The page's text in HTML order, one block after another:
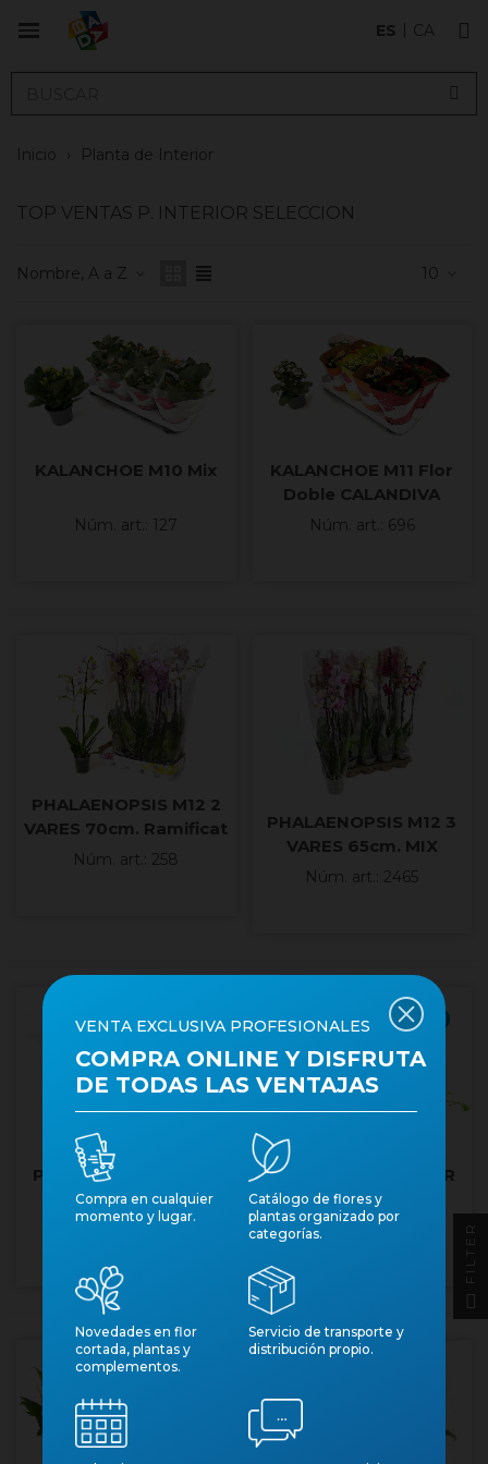
ES CA
Inicio Planta de Interior
TOP VENTAS P. INTERIOR SELECCION
Nombre, A a Z 10
KALANCHOE M10 Mix
Núm. art.: 127
KALANCHOE M11 Flor
Doble CALANDIVA
Núm. art.: 696
PHALAENOPSIS M12 2
VARES 70cm. Ramificat
MIX
Núm. art.: 258
PHALAENOPSIS M12 3
VARES 65cm. MIX
Núm. art.: 2465
POTHOS M15 PENJAR
Núm. art.: 159
Producto fresco
POTHOS M15 PENJAR
PEARL AND JADE
Núm. art.: 4744
VENTA EXCLUSIVA PROFESIONALES
COMPRA ONLINE Y DISFRUTA
DE TODAS LAS VENTAJAS
Compra en cualquier
momento y lugar.
Catálogo de flores y
plantas organizado por
categorías.
Novedades en flor
cortada, plantas y
complementos.
Servicio de transporte y
distribución propio.
FILTER